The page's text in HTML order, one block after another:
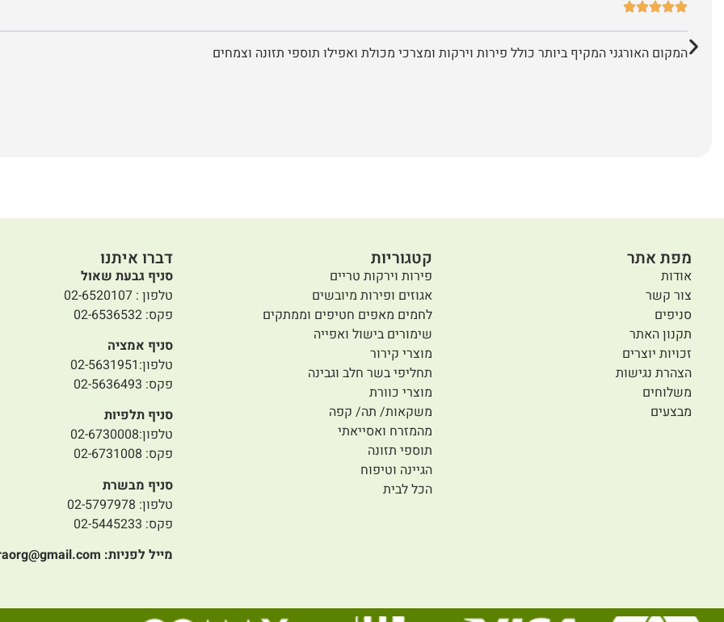
המקום האורגני המקיף ביותר כולל פירות וירקות ומצרכי מכולת ואפילו תוספי תזונה וצמחים
מפת אתר
אודות
צור קשר
סניפים
תקנון האתר
זכויות יוצרים
הצהרת נגישות
משלוחים
מבצעים
קטגוריות
פירות וירקות טריים
אגוזים ופירות מיובשים
לחמים מאפים חטיפים וממתקים
שימורים בישול ואפייה
מוצרי קירור
תחליפי בשר חלב וגבינה
מוצרי כוורת
משקאות/ תה/ קפה
מהמזרח ואסייאתי
תוספי תזונה
הגיינה וטיפוח
הכל לבית
דברו איתנו
סניף גבעת שאול
טלפון : 02-6520107
פקס: 02-6536532
סניף אמציה
טלפון:02-5631951
פקס: 02-5636493
סניף תלפיות
טלפון:02-6730008
פקס: 02-6731008
סניף מבשרת
טלפון: 02-5797978
פקס: 02-5445233
מייל לפניות: